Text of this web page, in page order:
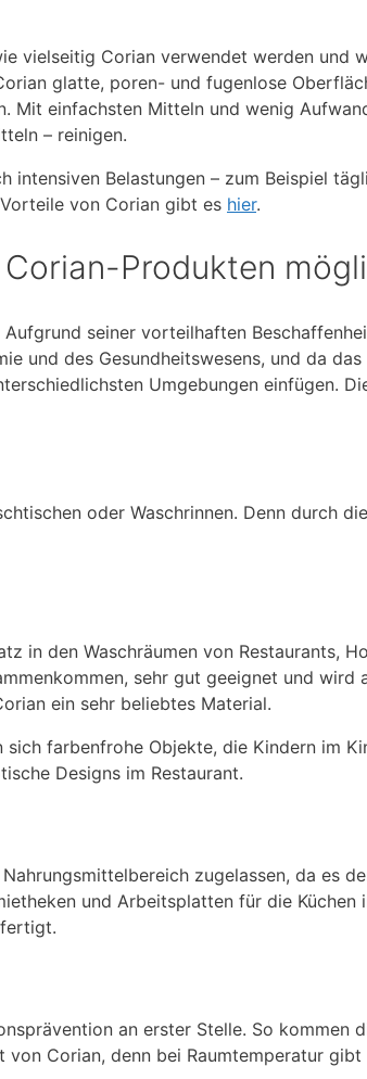
vielseitig Corian verwendet werden und
glatte, poren- und fugenlose
Mit einfachsten Mitteln und wenig
– reinigen.
Belastungen – zum Beispiel
von Corian gibt es hier.
Produkten
seiner vorteilhaften
und des Gesundheitswesens, und da
Umgebungen einfügen.
oder Waschrinnen. Denn durch
in den Waschräumen von Restaurants,
sehr gut geeignet und wird
ein sehr beliebtes Material.
farbenfrohe Objekte, die Kindern im
Designs im Restaurant.
zugelassen, da es
und Arbeitsplatten für die Küchen
an erster Stelle. So kommen
Corian, denn bei Raumtemperatur